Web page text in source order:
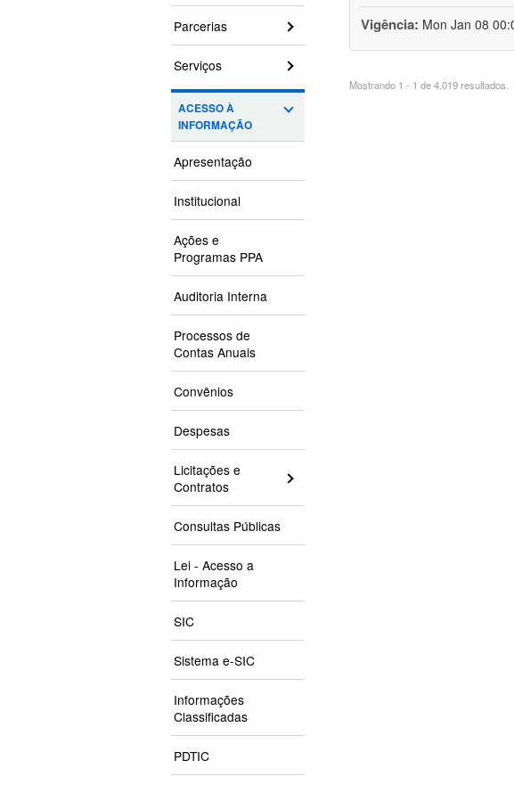
Parcerias
Serviços
ACESSO À
INFORMAÇÃO
Apresentação
Institucional
Ações e
Programas PPA
Auditoria Interna
Processos de
Contas Anuais
Convênios
Despesas
Licitações e
Contratos
Consultas Públicas
Lei - Acesso a
Informação
SIC
Sistema e-SIC
Informações
Classificadas
PDTIC
Vigência: Mon Jan 08
Mostrando 1 - 1 de 4.019 resultados.